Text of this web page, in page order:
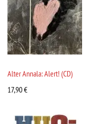
Alter Annala: Alert! (CD)
17,90€